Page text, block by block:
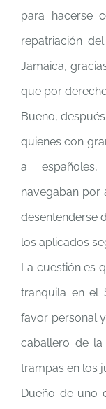
para hacerse
repatriación
Jamaica,
que por
Bueno,
quienes con
a
navegaban por
desentenderse
los aplicados
La cuestión es
tranquila en el
favor personal
caballero de la
trampas en los
Dueño de uno